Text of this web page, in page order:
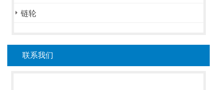
链轮
联系我们